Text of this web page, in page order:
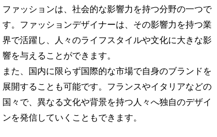
ファッションは、社会的な影響力を持つ分野の一つで
す。ファッションデザイナーは、その影響力を持つ業
界で活躍し、人々のライフスタイルや文化に大きな影
響を与えることができます。
また、国内に限らず国際的な市場で自身のブランドを
展開することも可能です。フランスやイタリアなどの
国々で、異なる文化や背景を持つ人々へ独自のデザイ
ンを発信していくこともできます。